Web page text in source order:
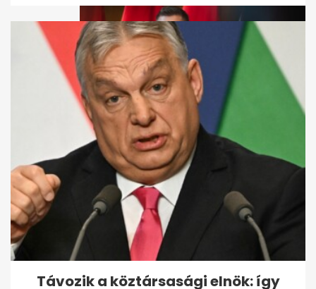
Magyar Péter bizonyítékot
vett elő: Orbánék évek óta
tudtak...
Távozik a köztársasági elnök: így